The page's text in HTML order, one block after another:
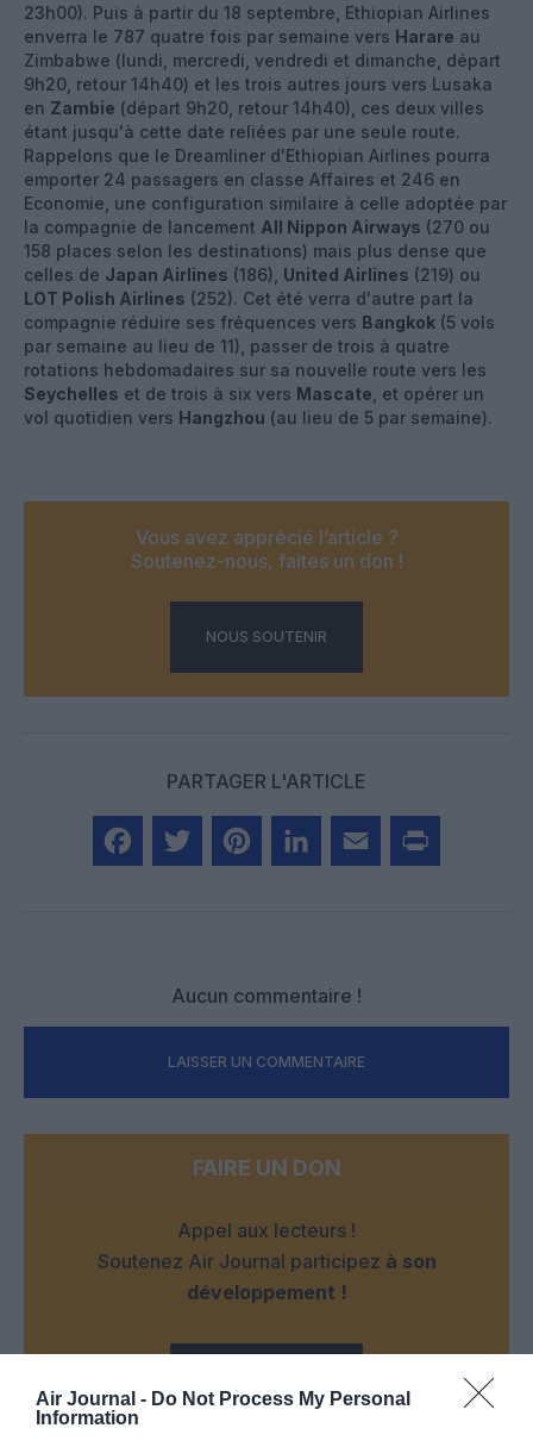
Air Journal - Do Not Process My Personal
Information
23h00). Puis à partir du 18 septembre, Ethiopian Airlines
enverra le 787 quatre fois par semaine vers Harare au
Zimbabwe (lundi, mercredi, vendredi et dimanche, départ
9h20, retour 14h40) et les trois autres jours vers Lusaka
en Zambie (départ 9h20, retour 14h40), ces deux villes
étant jusqu'à cette date reliées par une seule route.
Rappelons que le Dreamliner d'Ethiopian Airlines pourra
emporter 24 passagers en classe Affaires et 246 en
Economie, une configuration similaire à celle adoptée par
la compagnie de lancement All Nippon Airways (270 ou
158 places selon les destinations) mais plus dense que
celles de Japan Airlines (186), United Airlines (219) ou
LOT Polish Airlines (252). Cet été verra d'autre part la
compagnie réduire ses fréquences vers Bangkok (5 vols
par semaine au lieu de 11), passer de trois à quatre
rotations hebdomadaires sur sa nouvelle route vers les
Seychelles et de trois à six vers Mascate , et opérer un
vol quotidien vers Hangzhou (au lieu de 5 par semaine).
Vous avez apprécié l’article ?
Soutenez-nous, faites un don !
NOUS SOUTENIR
PARTAGER L'ARTICLE
Aucun commentaire !
LAISSER UN COMMENTAIRE
FAIRE UN DON
Appel aux lecteurs !
Soutenez Air Journal participez à son
développement !